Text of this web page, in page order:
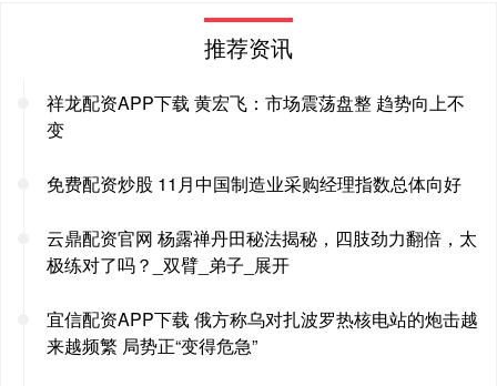
推荐资讯
祥龙配资APP下载 黄宏飞：市场震荡盘整 趋势向上不
变
免费配资炒股 11月中国制造业采购经理指数总体向好
云鼎配资官网 杨露禅丹田秘法揭秘，四肢劲力翻倍，太
极练对了吗？_双臂_弟子_展开
宜信配资APP下载 俄方称乌对扎波罗热核电站的炮击越
来越频繁 局势正“变得危急”